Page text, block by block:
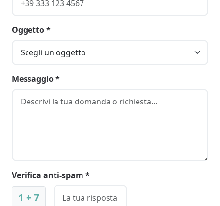
Oggetto *
Messaggio *
Verifica anti-spam *
1 + 7